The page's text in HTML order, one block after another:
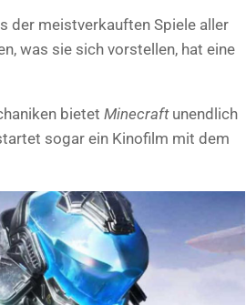
der meistverkauften Spiele aller
was sie sich vorstellen, hat eine
bietet Minecraftunendlich
sogar ein Kinofilm mit dem